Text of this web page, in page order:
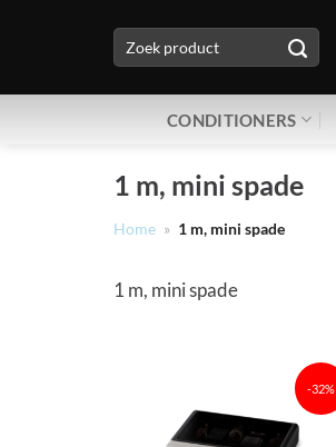
naar:
CONDITIONERS
1 m, mini spade
Home » 1 m, mini spade
1 m, mini spade
-32%